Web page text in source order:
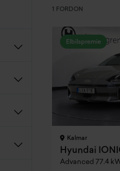
1 FORDON
Elbilspremie
Kalmar
Hyundai